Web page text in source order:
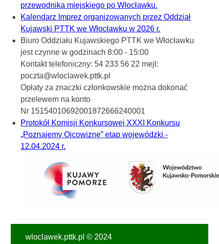
przewodnika miejskiego po Włocławku.
Kalendarz Imprez organizowanych przez Oddział
Kujawski PTTK we Włocławku w 2026 r.
Biuro Oddziału Kujawskiego PTTK we Włocławku
jest czynne w godzinach 8:00 - 15:00
Kontakt telefoniczny: 54 233 56 22 mejl:
poczta@wloclawek.pttk.pl
Opłaty za znaczki członkowskie można dokonać
przelewem na konto
Nr 15154010692001872666240001
Protokół Komisji Konkursowej XXXI Konkursu
„Poznajemy Ojcowiznę” etap wojewódzki -
12.04.2024 r.
wloclawek.pttk.pl © 2024